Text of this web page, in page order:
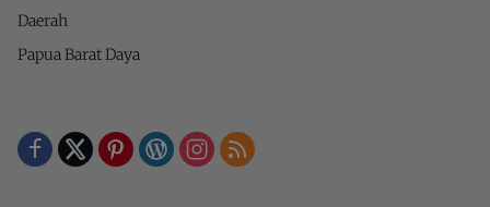
Daerah
Papua Barat Daya